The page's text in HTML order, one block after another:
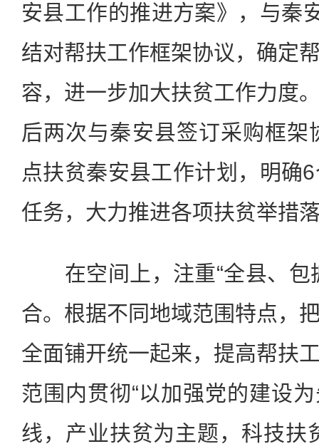
安县工作的推进方案》，与秦
结对帮扶工作框架协议，确定
容，进一步加大扶贫工作力度
后两次与秦安县签订采购框架
点扶贫秦安县工作计划，明确
任务，大力推进各项扶贫举措
在空间上，注重“全县、包
合。根据不同地域范围特点，
全面铺开统一起来，提高帮扶
范围内贯彻“以加强党的建设
线，产业扶贫为主题，科技扶